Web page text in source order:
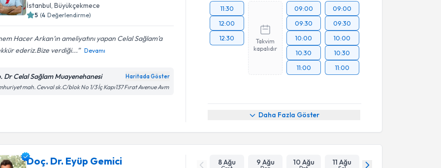
İstanbul, Büyükçekmece
5 (4 Değerlendirme)
Hacer Arkan’ın ameliyatını yapan Celal Sağlam’a
ederiz.Bize verdiği...
Devamı
Dr Celal Sağlam Muayenehanesi Haritada Göster
mah. Cevval sk.C/blok No 1/3 İç Kapı137 Fırat Avenue Avm
11:30
12:00
12:30
Takvim
kapalıdır
09:00
09:30
10:00
10:30
11:00
09:00
09:30
10:00
10:30
11:00
Daha Fazla Göster
Doç. Dr. Eyüp Gemici 8 Ağu 9 Ağu 10 Ağu 11 Ağu